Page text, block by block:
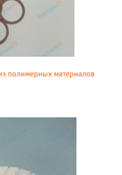
полимерных материалов